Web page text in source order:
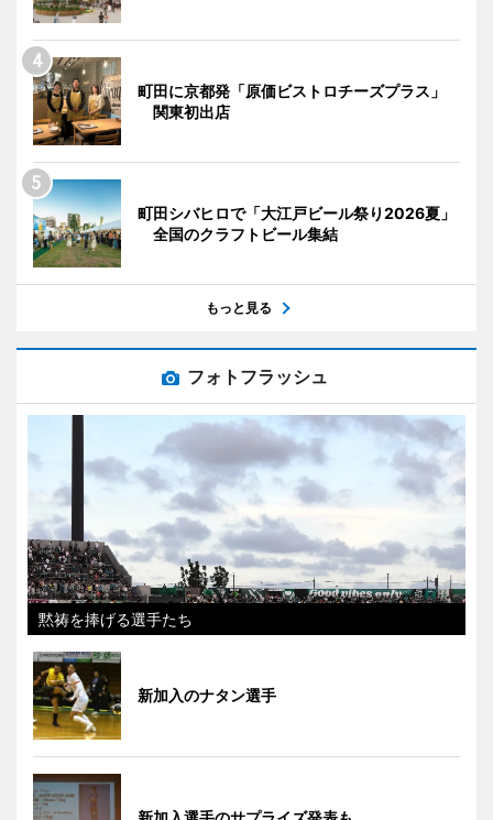
町田に京都発「原価ビストロチーズプラス」
関東初出店
町田シバヒロで「大江戸ビール祭り2026夏」
全国のクラフトビール集結
もっと見る
フォトフラッシュ
黙祷を捧げる選手たち
新加入のナタン選手